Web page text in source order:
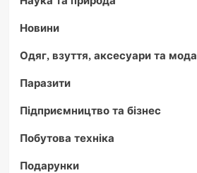
Новини
Одяг, взуття, аксесуари та мода
Паразити
Підприємництво та бізнес
Побутова техніка
Подарунки